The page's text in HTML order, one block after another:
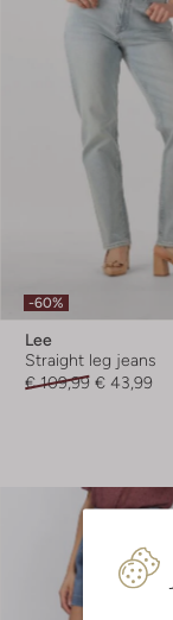
-60%
Lee
Straight leg jeans
€ 109,99 € 43,99